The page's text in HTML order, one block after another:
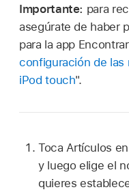
Importante: para
asegúrate de haber
para la app
configuración de
iPod touch".
Toca Artículos
y luego elige el
quieres